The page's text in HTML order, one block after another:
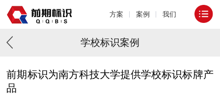
方案 案例 我们
学校标识案例
前期标识为南方科技大学提供学校标识标牌产
品